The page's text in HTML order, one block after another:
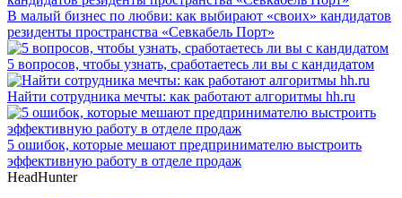
В малый бизнес по любви: как выбирают «своих» кандидатов
резиденты пространства «Севкабель Порт»
5 вопросов, чтобы узнать, сработаетесь ли вы с кандидатом
Найти сотрудника мечты: как работают алгоритмы hh.ru
5 ошибок, которые мешают предпринимателю выстроить
эффективную работу в отделе продаж
HeadHunter